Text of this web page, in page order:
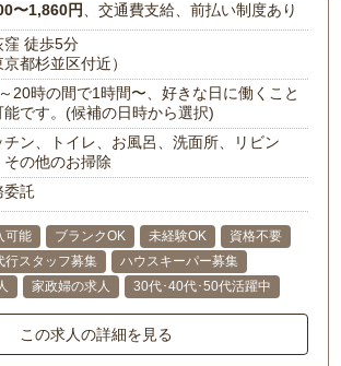
〜1,860円 、交通費支給、前払い制度あり
窪 徒歩5分
京都杉並区付近）
20時の間で1時間〜、好きな日に働くこと
能です。(候補の日時から選択)
チン、トイレ、お風呂、洗面所、リビン
その他のお掃除
委託
可能 ブランクOK 未経験OK
資格不要
行スタッフ募集
ハウスキーパー募集
家政婦の求人 30代･40代･50代活躍中
この求人の詳細を見る